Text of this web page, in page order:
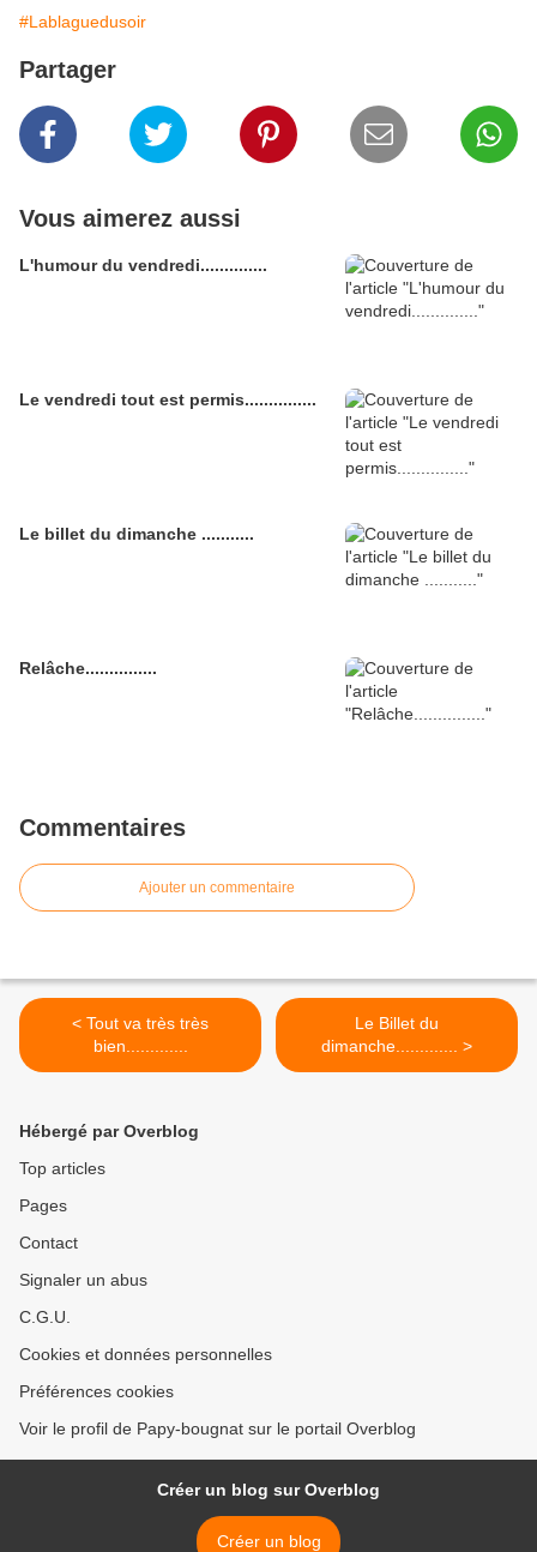
#Lablaguedusoir
Partager
Vous aimerez aussi
L'humour du vendredi..............
Le vendredi tout est permis...............
Le billet du dimanche ...........
Relâche...............
Commentaires
Ajouter un commentaire
< Tout va très très
bien.............
Le Billet du
dimanche............. >
Hébergé par Overblog
Top articles
Pages
Contact
Signaler un abus
C.G.U.
Cookies et données personnelles
Préférences cookies
Voir le profil de Papy-bougnat sur le portail Overblog
Créer un blog sur Overblog
Créer un blog